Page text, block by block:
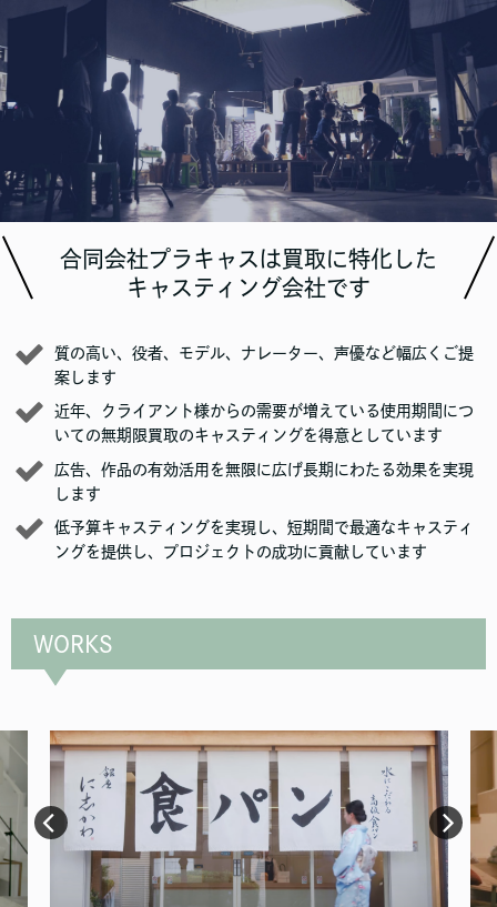
合同会社プラキャスは買取に特化した
キャスティング会社です
質の高い、役者、モデル、ナレーター、声優など幅広くご提
案します
近年、クライアント様からの需要が増えている使用期間につ
いての無期限買取のキャスティングを得意としています
広告、作品の有効活用を無限に広げ長期にわたる効果を実現
します
低予算キャスティングを実現し、短期間で最適なキャスティ
ングを提供し、プロジェクトの成功に貢献しています
WORKS